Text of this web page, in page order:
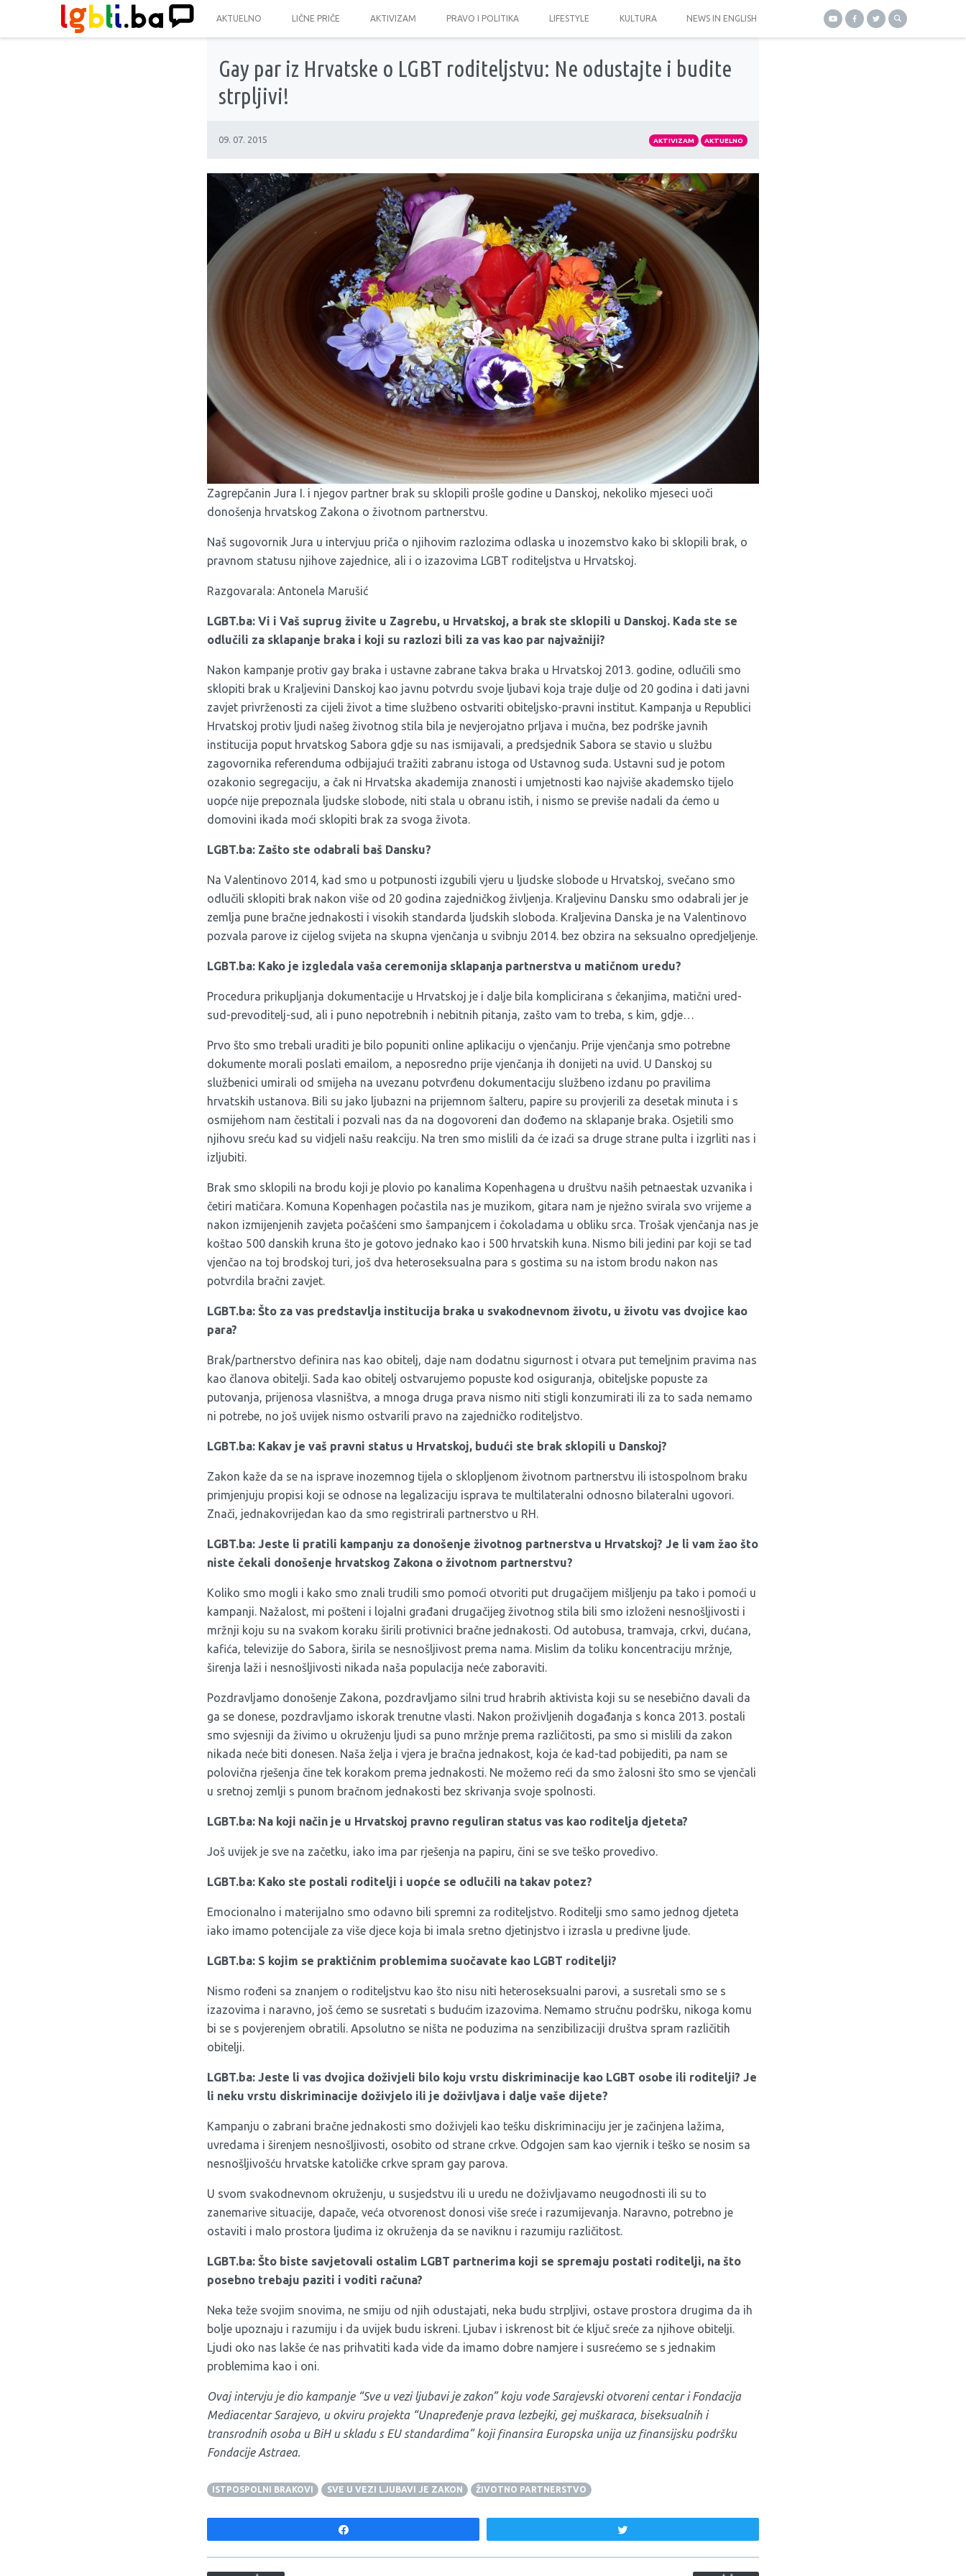
AKTUELNO LIČNE PRIČE AKTIVIZAM PRAVO I POLITIKA LIFESTYLE KULTURA NEWS IN ENGLISH
Gay par iz Hrvatske o LGBT roditeljstvu: Ne odustajte i budite
strpljivi!
09. 07. 2015 AKTIVIZAM AKTUELNO
Zagrepčanin Jura I. i njegov partner brak su sklopili prošle godine u Danskoj, nekoliko mjeseci uoči
donošenja hrvatskog Zakona o životnom partnerstvu.
Naš sugovornik Jura u intervjuu priča o njihovim razlozima odlaska u inozemstvo kako bi sklopili brak, o
pravnom statusu njihove zajednice, ali i o izazovima LGBT roditeljstva u Hrvatskoj.
Razgovarala: Antonela Marušić
LGBT.ba: Vi i Vaš suprug živite u Zagrebu, u Hrvatskoj, a brak ste sklopili u Danskoj. Kada ste se
odlučili za sklapanje braka i koji su razlozi bili za vas kao par najvažniji?
Nakon kampanje protiv gay braka i ustavne zabrane takva braka u Hrvatskoj 2013. godine, odlučili smo
sklopiti brak u Kraljevini Danskoj kao javnu potvrdu svoje ljubavi koja traje dulje od 20 godina i dati javni
zavjet privrženosti za cijeli život a time službeno ostvariti obiteljsko-pravni institut. Kampanja u Republici
Hrvatskoj protiv ljudi našeg životnog stila bila je nevjerojatno prljava i mučna, bez podrške javnih
institucija poput hrvatskog Sabora gdje su nas ismijavali, a predsjednik Sabora se stavio u službu
zagovornika referenduma odbijajući tražiti zabranu istoga od Ustavnog suda. Ustavni sud je potom
ozakonio segregaciju, a čak ni Hrvatska akademija znanosti i umjetnosti kao najviše akademsko tijelo
uopće nije prepoznala ljudske slobode, niti stala u obranu istih, i nismo se previše nadali da ćemo u
domovini ikada moći sklopiti brak za svoga života.
LGBT.ba: Zašto ste odabrali baš Dansku?
Na Valentinovo 2014, kad smo u potpunosti izgubili vjeru u ljudske slobode u Hrvatskoj, svečano smo
odlučili sklopiti brak nakon više od 20 godina zajedničkog življenja. Kraljevinu Dansku smo odabrali jer je
zemlja pune bračne jednakosti i visokih standarda ljudskih sloboda. Kraljevina Danska je na Valentinovo
pozvala parove iz cijelog svijeta na skupna vjenčanja u svibnju 2014. bez obzira na seksualno opredjeljenje.
LGBT.ba: Kako je izgledala vaša ceremonija sklapanja partnerstva u matičnom uredu?
Procedura prikupljanja dokumentacije u Hrvatskoj je i dalje bila komplicirana s čekanjima, matični ured-
sud-prevoditelj-sud, ali i puno nepotrebnih i nebitnih pitanja, zašto vam to treba, s kim, gdje…
Prvo što smo trebali uraditi je bilo popuniti online aplikaciju o vjenčanju. Prije vjenčanja smo potrebne
dokumente morali poslati emailom, a neposredno prije vjenčanja ih donijeti na uvid. U Danskoj su
službenici umirali od smijeha na uvezanu potvrđenu dokumentaciju službeno izdanu po pravilima
hrvatskih ustanova. Bili su jako ljubazni na prijemnom šalteru, papire su provjerili za desetak minuta i s
osmijehom nam čestitali i pozvali nas da na dogovoreni dan dođemo na sklapanje braka. Osjetili smo
njihovu sreću kad su vidjeli našu reakciju. Na tren smo mislili da će izaći sa druge strane pulta i izgrliti nas i
izljubiti.
Brak smo sklopili na brodu koji je plovio po kanalima Kopenhagena u društvu naših petnaestak uzvanika i
četiri matičara. Komuna Kopenhagen počastila nas je muzikom, gitara nam je nježno svirala svo vrijeme a
nakon izmijenjenih zavjeta počašćeni smo šampanjcem i čokoladama u obliku srca. Trošak vjenčanja nas je
koštao 500 danskih kruna što je gotovo jednako kao i 500 hrvatskih kuna. Nismo bili jedini par koji se tad
vjenčao na toj brodskoj turi, još dva heteroseksualna para s gostima su na istom brodu nakon nas
potvrdila bračni zavjet.
LGBT.ba: Što za vas predstavlja institucija braka u svakodnevnom životu, u životu vas dvojice kao
para?
Brak/partnerstvo definira nas kao obitelj, daje nam dodatnu sigurnost i otvara put temeljnim pravima nas
kao članova obitelji. Sada kao obitelj ostvarujemo popuste kod osiguranja, obiteljske popuste za
putovanja, prijenosa vlasništva, a mnoga druga prava nismo niti stigli konzumirati ili za to sada nemamo
ni potrebe, no još uvijek nismo ostvarili pravo na zajedničko roditeljstvo.
LGBT.ba: Kakav je vaš pravni status u Hrvatskoj, budući ste brak sklopili u Danskoj?
Zakon kaže da se na isprave inozemnog tijela o sklopljenom životnom partnerstvu ili istospolnom braku
primjenjuju propisi koji se odnose na legalizaciju isprava te multilateralni odnosno bilateralni ugovori.
Znači, jednakovrijedan kao da smo registrirali partnerstvo u RH.
LGBT.ba: Jeste li pratili kampanju za donošenje životnog partnerstva u Hrvatskoj? Je li vam žao što
niste čekali donošenje hrvatskog Zakona o životnom partnerstvu?
Koliko smo mogli i kako smo znali trudili smo pomoći otvoriti put drugačijem mišljenju pa tako i pomoći u
kampanji. Nažalost, mi pošteni i lojalni građani drugačijeg životnog stila bili smo izloženi nesnošljivosti i
mržnji koju su na svakom koraku širili protivnici bračne jednakosti. Od autobusa, tramvaja, crkvi, dućana,
kafića, televizije do Sabora, širila se nesnošljivost prema nama. Mislim da toliku koncentraciju mržnje,
širenja laži i nesnošljivosti nikada naša populacija neće zaboraviti.
Pozdravljamo donošenje Zakona, pozdravljamo silni trud hrabrih aktivista koji su se nesebično davali da
ga se donese, pozdravljamo iskorak trenutne vlasti. Nakon proživljenih događanja s konca 2013. postali
smo svjesniji da živimo u okruženju ljudi sa puno mržnje prema različitosti, pa smo si mislili da zakon
nikada neće biti donesen. Naša želja i vjera je bračna jednakost, koja će kad-tad pobijediti, pa nam se
polovična rješenja čine tek korakom prema jednakosti. Ne možemo reći da smo žalosni što smo se vjenčali
u sretnoj zemlji s punom bračnom jednakosti bez skrivanja svoje spolnosti.
LGBT.ba: Na koji način je u Hrvatskoj pravno reguliran status vas kao roditelja djeteta?
Još uvijek je sve na začetku, iako ima par rješenja na papiru, čini se sve teško provedivo.
LGBT.ba: Kako ste postali roditelji i uopće se odlučili na takav potez?
Emocionalno i materijalno smo odavno bili spremni za roditeljstvo. Roditelji smo samo jednog djeteta
iako imamo potencijale za više djece koja bi imala sretno djetinjstvo i izrasla u predivne ljude.
LGBT.ba: S kojim se praktičnim problemima suočavate kao LGBT roditelji?
Nismo rođeni sa znanjem o roditeljstvu kao što nisu niti heteroseksualni parovi, a susretali smo se s
izazovima i naravno, još ćemo se susretati s budućim izazovima. Nemamo stručnu podršku, nikoga komu
bi se s povjerenjem obratili. Apsolutno se ništa ne poduzima na senzibilizaciji društva spram različitih
obitelji.
LGBT.ba: Jeste li vas dvojica doživjeli bilo koju vrstu diskriminacije kao LGBT osobe ili roditelji? Je
li neku vrstu diskriminacije doživjelo ili je doživljava i dalje vaše dijete?
Kampanju o zabrani bračne jednakosti smo doživjeli kao tešku diskriminaciju jer je začinjena lažima,
uvredama i širenjem nesnošljivosti, osobito od strane crkve. Odgojen sam kao vjernik i teško se nosim sa
nesnošljivošću hrvatske katoličke crkve spram gay parova.
U svom svakodnevnom okruženju, u susjedstvu ili u uredu ne doživljavamo neugodnosti ili su to
zanemarive situacije, dapače, veća otvorenost donosi više sreće i razumijevanja. Naravno, potrebno je
ostaviti i malo prostora ljudima iz okruženja da se naviknu i razumiju različitost.
LGBT.ba: Što biste savjetovali ostalim LGBT partnerima koji se spremaju postati roditelji, na što
posebno trebaju paziti i voditi računa?
Neka teže svojim snovima, ne smiju od njih odustajati, neka budu strpljivi, ostave prostora drugima da ih
bolje upoznaju i razumiju i da uvijek budu iskreni. Ljubav i iskrenost bit će ključ sreće za njihove obitelji.
Ljudi oko nas lakše će nas prihvatiti kada vide da imamo dobre namjere i susrećemo se s jednakim
problemima kao i oni.
Ovaj intervju je dio kampanje “Sve u vezi ljubavi je zakon” koju vode Sarajevski otvoreni centar i Fondacija
Mediacentar Sarajevo, u okviru projekta “Unapređenje prava lezbejki, gej muškaraca, biseksualnih i
transrodnih osoba u BiH u skladu s EU standardima” koji finansira Europska unija uz finansijsku podršku
Fondacije Astraea.
ISTPOSPOLNI BRAKOVI SVE U VEZI LJUBAVI JE ZAKON ŽIVOTNO PARTNERSTVO